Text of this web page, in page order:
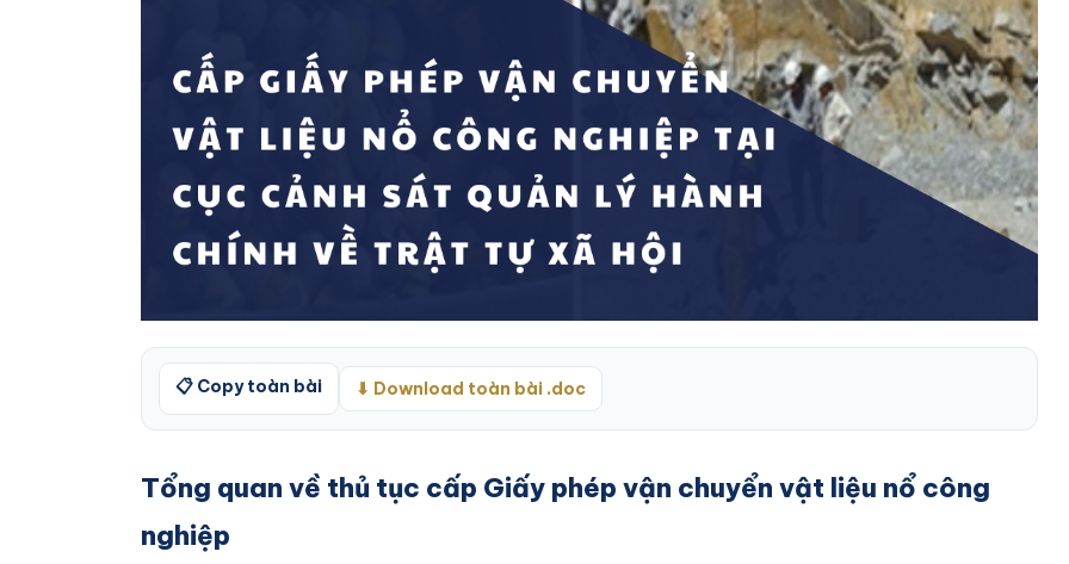
📋 Copy toàn bài ⬇ Download toàn bài .doc
Tổng quan về thủ tục cấp Giấy phép vận chuyển vật liệu nổ công
nghiệp